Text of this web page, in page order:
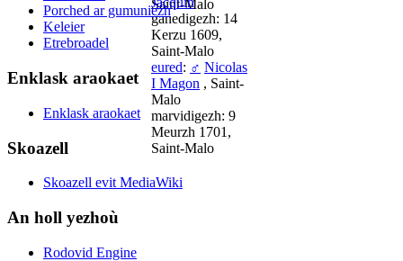
Saint-Malo
ganedigezh: 14
Kerzu 1609,
Saint-Malo
eured: ♂ Nicolas
I Magon , Saint-
Malo
marvidigezh: 9
Meurzh 1701,
Saint-Malo
Porched ar gumuniezh
Keleier
Etrebroadel
Enklask araokaet
Enklask araokaet
Skoazell
Skoazell evit MediaWiki
An holl yezhoù
Rodovid Engine